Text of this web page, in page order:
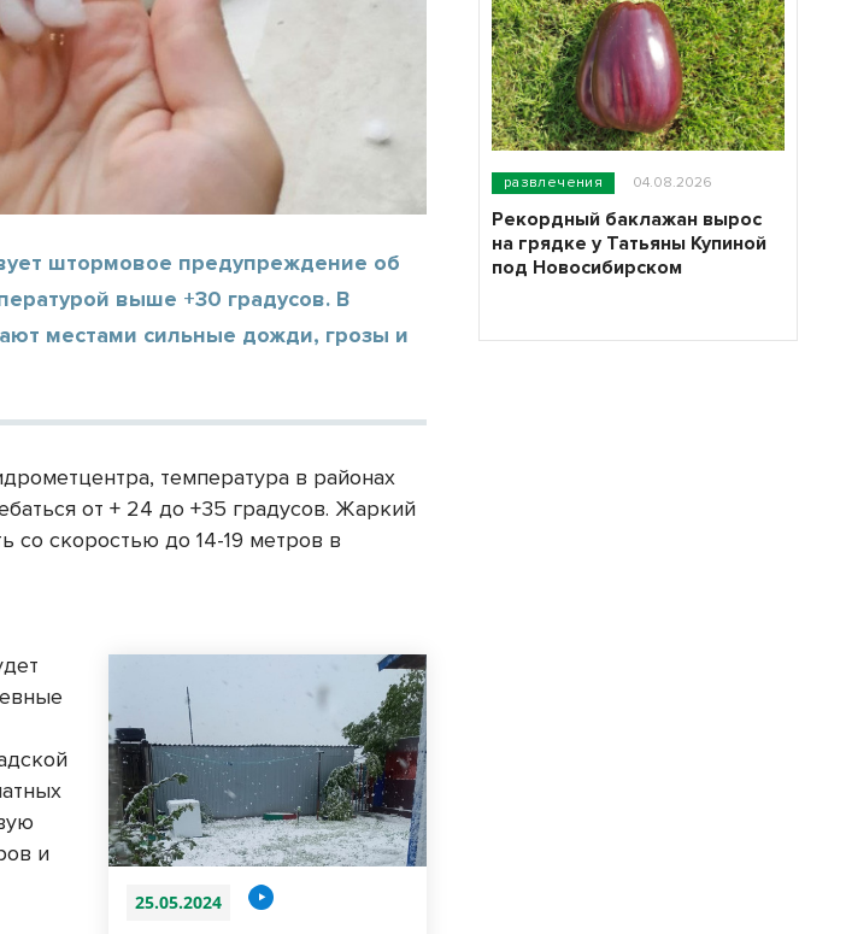
штормовое предупреждение об
выше +30 градусов. В
местами сильные дожди, грозы и
температура в районах
от + 24 до +35 градусов. Жаркий
со скоростью до 14-19 метров в
25.05.2024
и
развлечения 04.08.2026
Рекордный баклажан вырос
на грядке у Татьяны Купиной
под Новосибирском